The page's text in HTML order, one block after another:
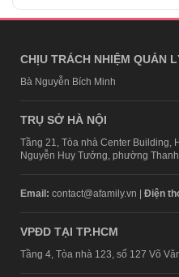
CHỊU TRÁCH NHIỆM QUẢN
Bà Nguyễn Bích Minh
TRỤ SỞ HÀ NỘI
Tầng 21, Tòa nhà Center Building,
Nguyễn Huy Tưởng, phường
Email: contact@afamily.vn | Điện
VPĐD TẠI TP.HCM
Tầng 4, Tòa nhà 123, số 127 Võ